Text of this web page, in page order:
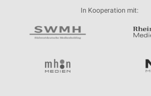
In Kooperation mit: